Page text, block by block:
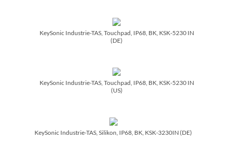
KeySonic Industrie-TAS, Touchpad, IP68, BK, KSK-5230 IN
(DE)
KeySonic Industrie-TAS, Touchpad, IP68, BK, KSK-5230 IN
(US)
KeySonic Industrie-TAS, Silikon, IP68, BK, KSK-3230IN (DE)